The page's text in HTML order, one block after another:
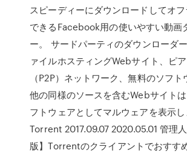
スピーディーにダウンロードしてオ
できるFacebook用の使いやすい動画
ー。 サードパーティのダウンローダ
ァイルホスティングWebサイト、ピ
（P2P）ネットワーク、無料のソフ
他の同様のソースを含むWebサイト
フトウェアとしてマルウェアを表示し
Torrent 2017.09.07 2020.05.01 管理
版】Torrentのクライアントでおすす